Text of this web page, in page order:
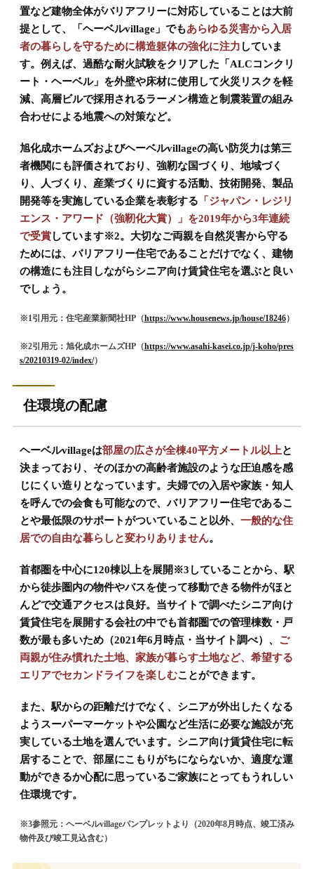
置など建物全体がバリアフリーに対応していることは大前
提として、「ヘーベルvillage」でもあらゆる災害から入居
者の暮らしを守るために構造躯体の強化に注力 していま
す。例えば、過酷な耐火試験をクリアした「ALCコンクリ
ート・ヘーベル」を外壁や床材に使用して火災リスクを軽
減、高層ビルで採用されるラーメン構造と制震装置の組み
合わせによる地震への対策など。
旭化成ホームズおよびヘーベルvillageの高い防災力は第三
者機関にも評価されており、強靭な国づくり、地域づく
り、人づくり、産業づくりに資する活動、技術開発、製品
開発等を実施している企業を表彰する 「ジャパン・レジリ
エンス・アワード（強靭化大賞）」を2019年から3年連続
で受賞しています※2。大切なご両親を自然災害から守る
ためには、バリアフリー住宅であることだけでなく、建物
の構造にも注目しながらシニア向け賃貸住宅を選ぶと良い
でしょう。
※1引用元：住宅産業新聞社HP（https://www.housenews.jp/house/18246）
※2引用元：旭化成ホームズHP（https://www.asahi-kasei.co.jp/j-koho/pres
s/20210319-02/index/）
住環境の配慮
ヘーベルvillageは部屋の広さが全棟40平方メートル以上と
決まっており、そのほかの高齢者施設のような圧迫感を感
じにくい造りとなっています。夫婦での入居や家族・知人
を呼んでの会食も可能なので、バリアフリー住宅であるこ
とや最低限のサポートがついていること以外、 一般的な住
居での自由な暮らしと変わりありません。
首都圏を中心に120棟以上を展開※3していることから、駅
から徒歩圏内の物件やバスを使って移動できる物件がほと
んどで交通アクセスは良好。当サイトで調べたシニア向け
賃貸住宅を展開する会社の中でも首都圏での管理棟数・戸
数が最も多いため（2021年6月時点・当サイト調べ）、 ご
両親が住み慣れた土地、家族が暮らす土地など、希望する
エリアでセカンドライフを楽しむことができます。
また、駅からの距離だけでなく、シニアが外出したくなる
ようスーパーマーケットや公園など生活に必要な施設が充
実している土地を選んでいます。シニア向け賃貸住宅に転
居することで、部屋にこもりがちにならないか、適度な運
動ができるか心配に思っているご家族にとってもうれしい
住環境です。
※3参照元：ヘーベルvillageパンプレットより（2020年8月時点、竣工済み
物件及び竣工見込含む）